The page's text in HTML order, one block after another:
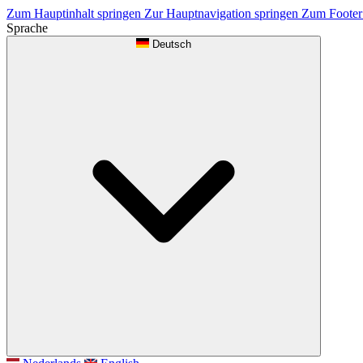
Zum Hauptinhalt springen Zur Hauptnavigation springen Zum
Sprache
Deutsch